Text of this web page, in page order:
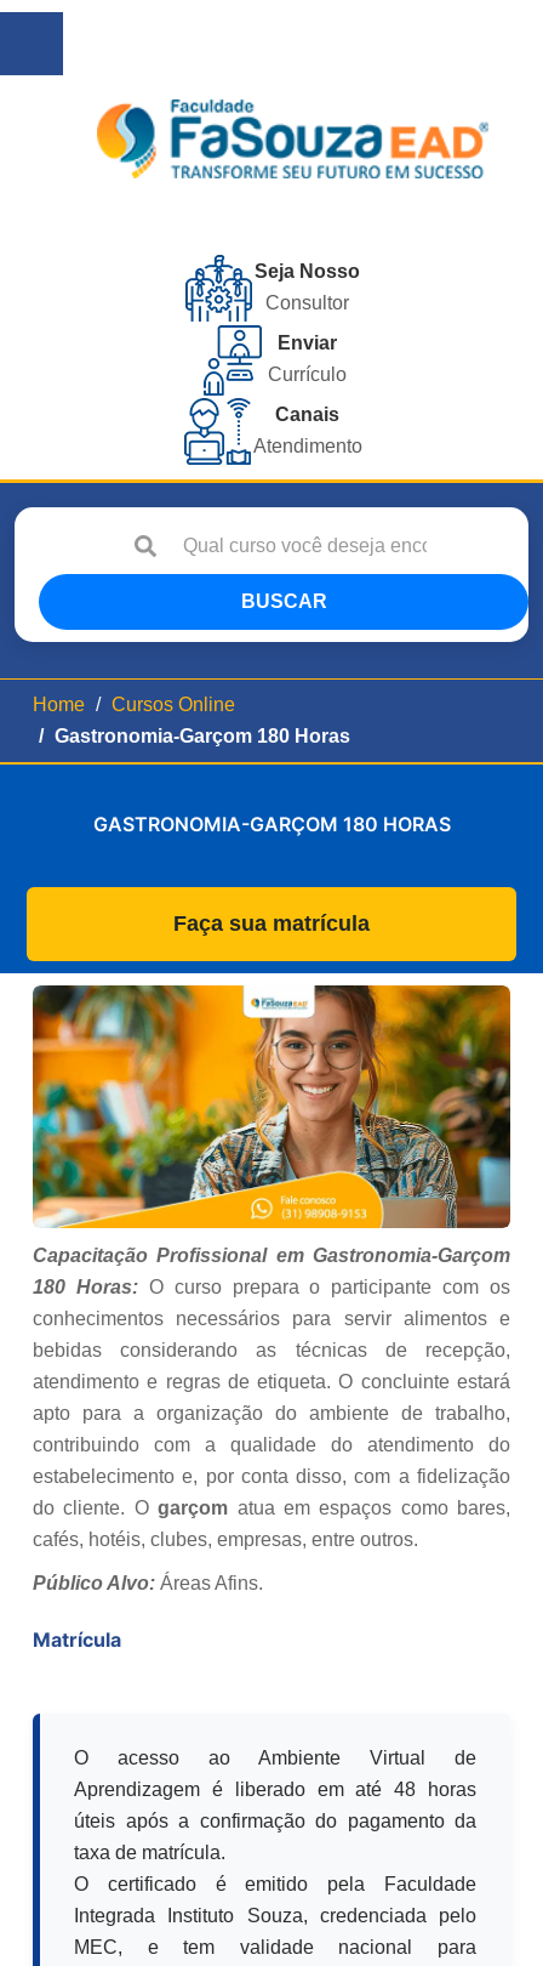
Seja Nosso
Consultor
Enviar
Currículo
Canais
Atendimento
BUSCAR
Home
Cursos Online
Gastronomia-Garçom 180 Horas
GASTRONOMIA-GARÇOM 180 HORAS
Faça sua matrícula
Capacitação Profissional em Gastronomia-Garçom
180 Horas:O curso prepara o participante com os
conhecimentos necessários para servir alimentos e
bebidas considerando as técnicas de recepção,
atendimento e regras de etiqueta. O concluinte estará
apto para a organização do ambiente de trabalho,
contribuindo com a qualidade do atendimento do
estabelecimento e, por conta disso, com a fidelização
do cliente. Ogarçom atua em espaços como bares,
cafés, hotéis, clubes, empresas, entre outros.
Público Alvo: Áreas Afins.
Matrícula
O acesso ao Ambiente Virtual de
Aprendizagem é liberado em até 48 horas
úteis após a confirmação do pagamento da
taxa de matrícula.
O certificado é emitido pela Faculdade
Integrada Instituto Souza, credenciada pelo
MEC, e tem validade nacional para